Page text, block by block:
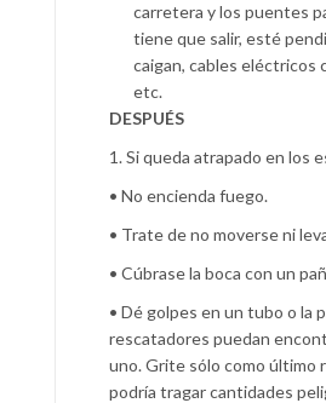
carretera y los puentes
tiene que salir, esté
caigan, cables eléctricos
etc.
DESPUÉS
1. Si queda atrapado en los
• No encienda fuego.
• Trate de no moverse ni
• Cúbrase la boca con un
• Dé golpes en un tubo o la
rescatadores puedan
uno. Grite sólo como último
podría tragar cantidades